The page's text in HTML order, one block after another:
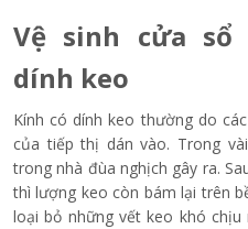
Vệ sinh cửa
dính keo
Kính có dính keo thường do
của tiếp thị dán vào. Trong
trong nhà đùa nghịch gây ra.
thì lượng keo còn bám lại trên
loại bỏ những vết keo khó